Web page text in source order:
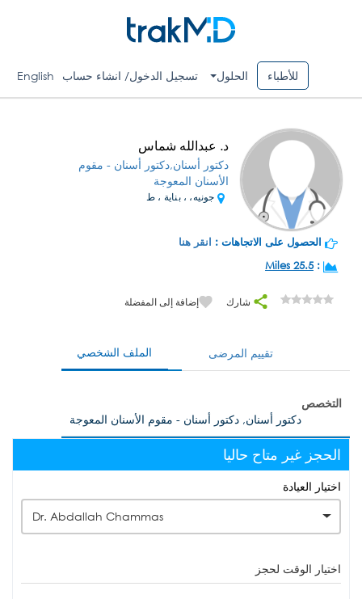
للأطباء الحلول تسجيل الدخول/ انشاء حساب English
د. عبدالله شماس
دكتور أسنان,دكتور أسنان - مقوم
الأسنان المعوجة
جونيه، ، بناية ، ط
الحصول على الاتجاهات : انقر هنا
:
25.5 Miles
شارك إضافة إلى المفضلة
الملف الشخصي تقييم المرضى
التخصص
دكتور أسنان, دكتور أسنان - مقوم الأسنان المعوجة
الحجز غير متاح حاليا
اختيار العيادة
Dr. Abdallah Chammas
اختيار الوقت لحجز